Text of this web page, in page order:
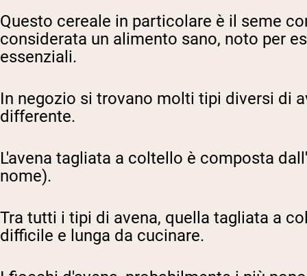
Questo cereale in particolare è il seme
considerata un alimento sano, noto per
essenziali.
In negozio si trovano molti tipi diversi di
differente.
L'avena tagliata a coltello è composta
nome).
Tra tutti i tipi di avena, quella tagliata a
difficile e lunga da cucinare.